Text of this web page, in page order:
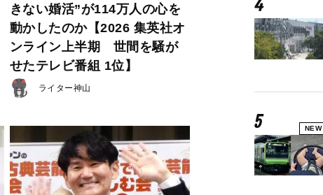
きない婚活”が114万人の心を
動かしたのか【2026 集英社オ
ンライン上半期 世間を騒が
せたテレビ番組 1位】
ライター神山
NEW